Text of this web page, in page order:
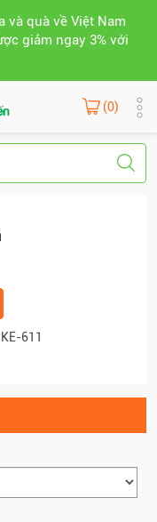
và quà về Việt Nam
giảm ngay 3% với
(0)
611